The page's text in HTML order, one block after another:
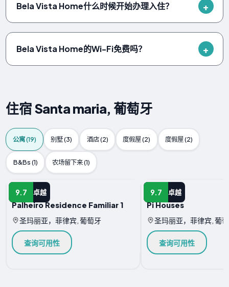
Bela Vista Home什么时候开始办理入住？
Bela Vista Home的Wi-Fi免费吗？
住宿 Santa maria, 葡萄牙
公寓 (19) 别墅 (3) 酒店 (2) 度假屋 (2) 度假屋 (2)
B&Bs (1) 农场留下来 (1)
9.7 卓越
公寓
Palheiro Residence Familiar 1
圣玛丽亚，菲律宾, 葡萄牙
查询可用性
9.7 卓越
公寓
Pi Houses
圣玛丽亚，菲律宾, 葡
查询可用性